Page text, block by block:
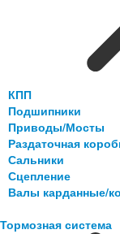
КПП
Подшипники
Приводы/Мосты
Раздаточная
Сальники
Сцепление
Валы карданные/
Тормозная система